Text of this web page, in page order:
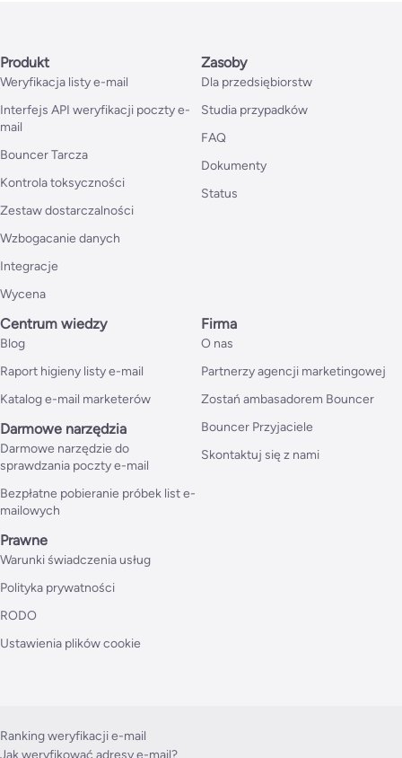
Produkt
Weryfikacja listy e-mail
Interfejs API weryfikacji poczty e-
mail
Bouncer Tarcza
Kontrola toksyczności
Zestaw dostarczalności
Wzbogacanie danych
Integracje
Wycena
Zasoby
Dla przedsiębiorstw
Studia przypadków
FAQ
Dokumenty
Status
Centrum wiedzy
Blog
Raport higieny listy e-mail
Katalog e-mail marketerów
Darmowe narzędzia
Darmowe narzędzie do
sprawdzania poczty e-mail
Bezpłatne pobieranie próbek list e-
mailowych
Firma
O nas
Partnerzy agencji marketingowej
Zostań ambasadorem Bouncer
Bouncer Przyjaciele
Skontaktuj się z nami
Prawne
Warunki świadczenia usług
Polityka prywatności
RODO
Ustawienia plików cookie
Ranking weryfikacji e-mail
Jak weryfikować adresy e-mail?